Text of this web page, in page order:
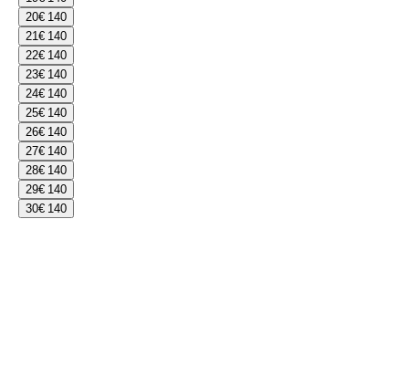
20€ 140
21€ 140
22€ 140
23€ 140
24€ 140
25€ 140
26€ 140
27€ 140
28€ 140
29€ 140
30€ 140